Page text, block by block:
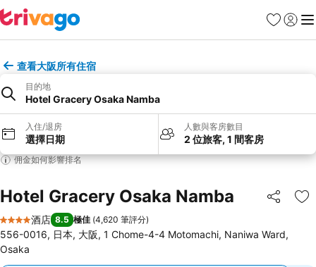
收藏夾
登入 選
查看大阪所有住宿
目的地
Hotel Gracery Osaka Namba
入住/退房
選擇日期
人數與客房數目
2 位旅客, 1 間客房
佣金如何影響排名
Hotel Gracery Osaka Namba 分享
放
4 星級
酒店 8.5 極佳 (4,620 筆評分)
556-0016, 日本, 大阪, 1 Chome-4-4 Motomachi, Naniwa Ward,
Osaka